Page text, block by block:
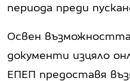
периода преди
Освен възможността
документи изцяло
ЕПЕП предоставя